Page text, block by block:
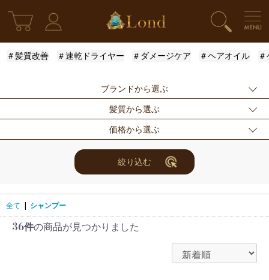
＃髪質改善 ＃速乾ドライヤー ＃ダメージケア ＃ヘアオイル
ブランドから選ぶ
指定なし Londオリジナル
ケラスターゼ
モロッカンオイル
ルベル
アリミノ
ナンバースリー
ミアン フォード
ホリスティックキ
アクティバート
髪質から選ぶ
ふんわり ハリ・コシ
ウェット
ツヤ
しっとり
価格から選ぶ
〜3000円
3001円〜5000円
円
30000円
絞り込む
全て | シャンプー
36件の商品が見つかりました